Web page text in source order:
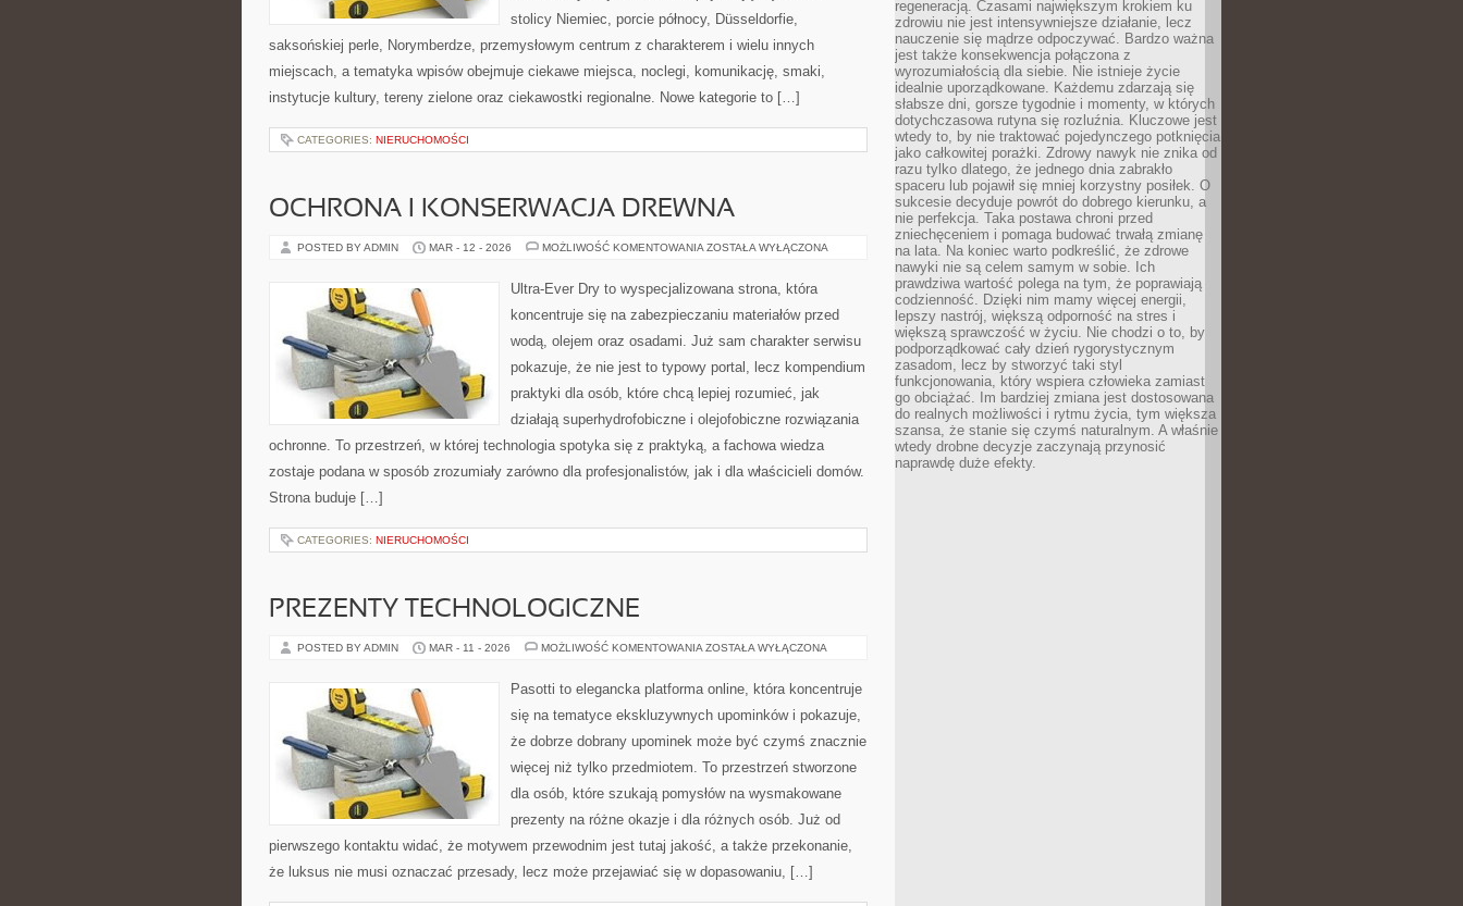
stolicy Niemiec, porcie północy, Düsseldorfie,
saksońskiej perle, Norymberdze, przemysłowym centrum z charakterem i wielu innych
miejscach, a tematyka wpisów obejmuje ciekawe miejsca, noclegi, komunikację, smaki,
instytucje kultury, tereny zielone oraz ciekawostki regionalne. Nowe kategorie to […]
CATEGORIES: NIERUCHOMOŚCI
OCHRONA I KONSERWACJA DREWNA
POSTED BY ADMIN MAR - 12 - 2026 MOŻLIWOŚĆ KOMENTOWANIA OCHRONA
DREWNA
ZOSTAŁA WYŁĄCZONA
Ultra-Ever Dry to wyspecjalizowana strona, która
koncentruje się na zabezpieczaniu materiałów przed
wodą, olejem oraz osadami. Już sam charakter serwisu
pokazuje, że nie jest to typowy portal, lecz kompendium
praktyki dla osób, które chcą lepiej rozumieć, jak
działają superhydrofobiczne i olejofobiczne rozwiązania
ochronne. To przestrzeń, w której technologia spotyka się z praktyką, a fachowa wiedza
zostaje podana w sposób zrozumiały zarówno dla profesjonalistów, jak i dla właścicieli domów.
Strona buduje […]
CATEGORIES: NIERUCHOMOŚCI
PREZENTY TECHNOLOGICZNE
POSTED BY ADMIN MAR - 11 - 2026 MOŻLIWOŚĆ KOMENTOWANIA PREZENTY
ZOSTAŁA WYŁĄCZONA
Pasotti to elegancka platforma online, która koncentruje
się na tematyce ekskluzywnych upominków i pokazuje,
że dobrze dobrany upominek może być czymś znacznie
więcej niż tylko przedmiotem. To przestrzeń stworzone
dla osób, które szukają pomysłów na wysmakowane
prezenty na różne okazje i dla różnych osób. Już od
pierwszego kontaktu widać, że motywem przewodnim jest tutaj jakość, a także przekonanie,
że luksus nie musi oznaczać przesady, lecz może przejawiać się w dopasowaniu, […]
regeneracją. Czasami największym krokiem ku
zdrowiu nie jest intensywniejsze działanie, lecz
nauczenie się mądrze odpoczywać. Bardzo ważna
jest także konsekwencja połączona z
wyrozumiałością dla siebie. Nie istnieje życie
idealnie uporządkowane. Każdemu zdarzają się
słabsze dni, gorsze tygodnie i momenty, w których
dotychczasowa rutyna się rozluźnia. Kluczowe jest
wtedy to, by nie traktować pojedynczego potknięcia
jako całkowitej porażki. Zdrowy nawyk nie znika od
razu tylko dlatego, że jednego dnia zabrakło
spaceru lub pojawił się mniej korzystny posiłek. O
sukcesie decyduje powrót do dobrego kierunku, a
nie perfekcja. Taka postawa chroni przed
zniechęceniem i pomaga budować trwałą zmianę
na lata. Na koniec warto podkreślić, że zdrowe
nawyki nie są celem samym w sobie. Ich
prawdziwa wartość polega na tym, że poprawiają
codzienność. Dzięki nim mamy więcej energii,
lepszy nastrój, większą odporność na stres i
większą sprawczość w życiu. Nie chodzi o to, by
podporządkować cały dzień rygorystycznym
zasadom, lecz by stworzyć taki styl
funkcjonowania, który wspiera człowieka zamiast
go obciążać. Im bardziej zmiana jest dostosowana
do realnych możliwości i rytmu życia, tym większa
szansa, że stanie się czymś naturalnym. A właśnie
wtedy drobne decyzje zaczynają przynosić
naprawdę duże efekty.